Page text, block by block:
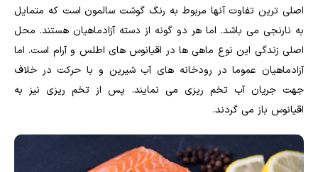
اصلی ترین تفاوت آنها مربوط به رنگ گوشت سالمون است که متمایل
به نارنجی می باشد. اما هر دو گونه از دسته آزادماهیان هستند. محل
اصلی زندگی این نوع ماهی ها در اقیانوس های اطلس و آرام است. اما
آزادماهیان عموما در رودخانه های آب شیرین و با حرکت در خلاف
جهت جریان آب تخم ریزی می نمایند. پس از تخم ریزی نیز به
اقیانوس باز می گردند.